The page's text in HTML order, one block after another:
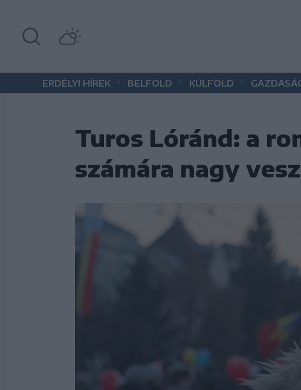
ERDÉLYI HÍREK BELFÖLD KÜLFÖLD
Turos Lóránd: a
számára nagy